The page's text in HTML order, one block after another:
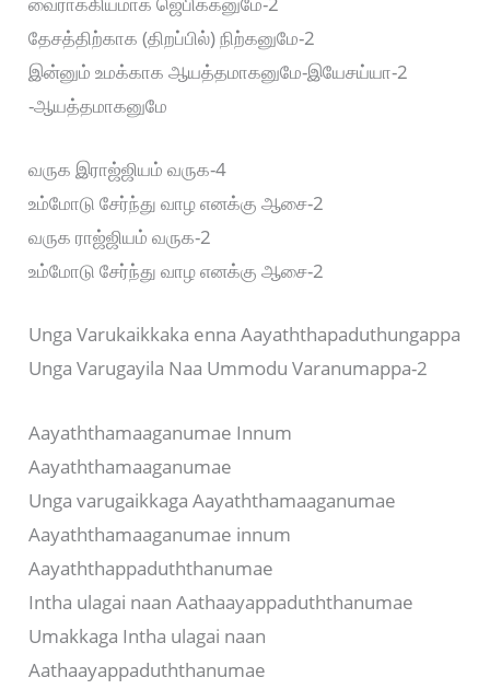
தேசத்திற்காக (திறப்பில்) நிற்கனுமே-2
இன்னும் உமக்காக ஆயத்தமாகனுமே-இயேசய்யா-2
-ஆயத்தமாகனுமே
வருக இராஜ்ஜியம் வருக-4
உம்மோடு சேர்ந்து வாழ எனக்கு ஆசை-2
வருக ராஜ்ஜியம் வருக-2
உம்மோடு சேர்ந்து வாழ எனக்கு ஆசை-2
Unga Varukaikkaka enna Aayaththapaduthungappa
Unga Varugayila Naa Ummodu Varanumappa-2
Aayaththamaaganumae Innum
Aayaththamaaganumae
Unga varugaikkaga Aayaththamaaganumae
Aayaththamaaganumae innum
Aayaththappaduththanumae
Intha ulagai naan Aathaayappaduththanumae
Umakkaga Intha ulagai naan
Aathaayappaduththanumae